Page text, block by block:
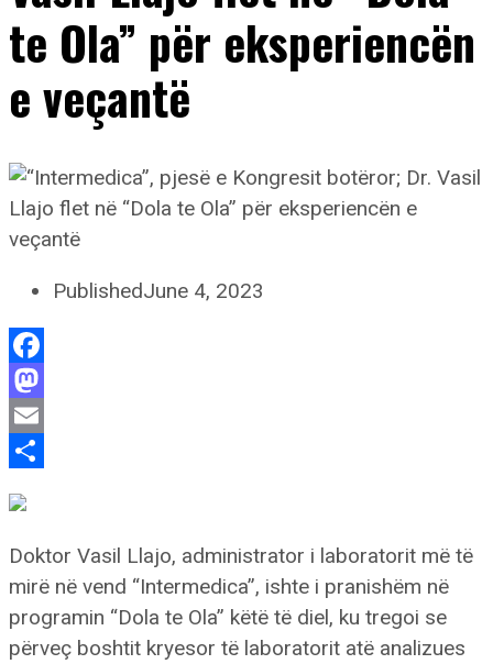
te Ola” për eksperiencën
e veçantë
PublishedJune 4, 2023
Facebook
Mastodon
Email
Doktor Vasil Llajo, administrator i laboratorit më të
mirë në vend “Intermedica”, ishte i pranishëm në
programin “Dola te Ola” këtë të diel, ku tregoi se
përveç boshtit kryesor të laboratorit atë analizues